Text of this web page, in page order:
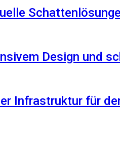
Design und
Infrastruktur für